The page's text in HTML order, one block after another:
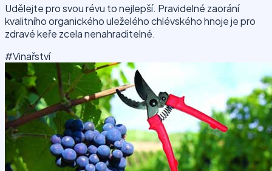
Udělejte pro svou révu to nejlepší. Pravidelné zaorání
kvalitního organického uleželého chlévského hnoje je pro
zdravé keře zcela nenahraditelné.
#Vinařství